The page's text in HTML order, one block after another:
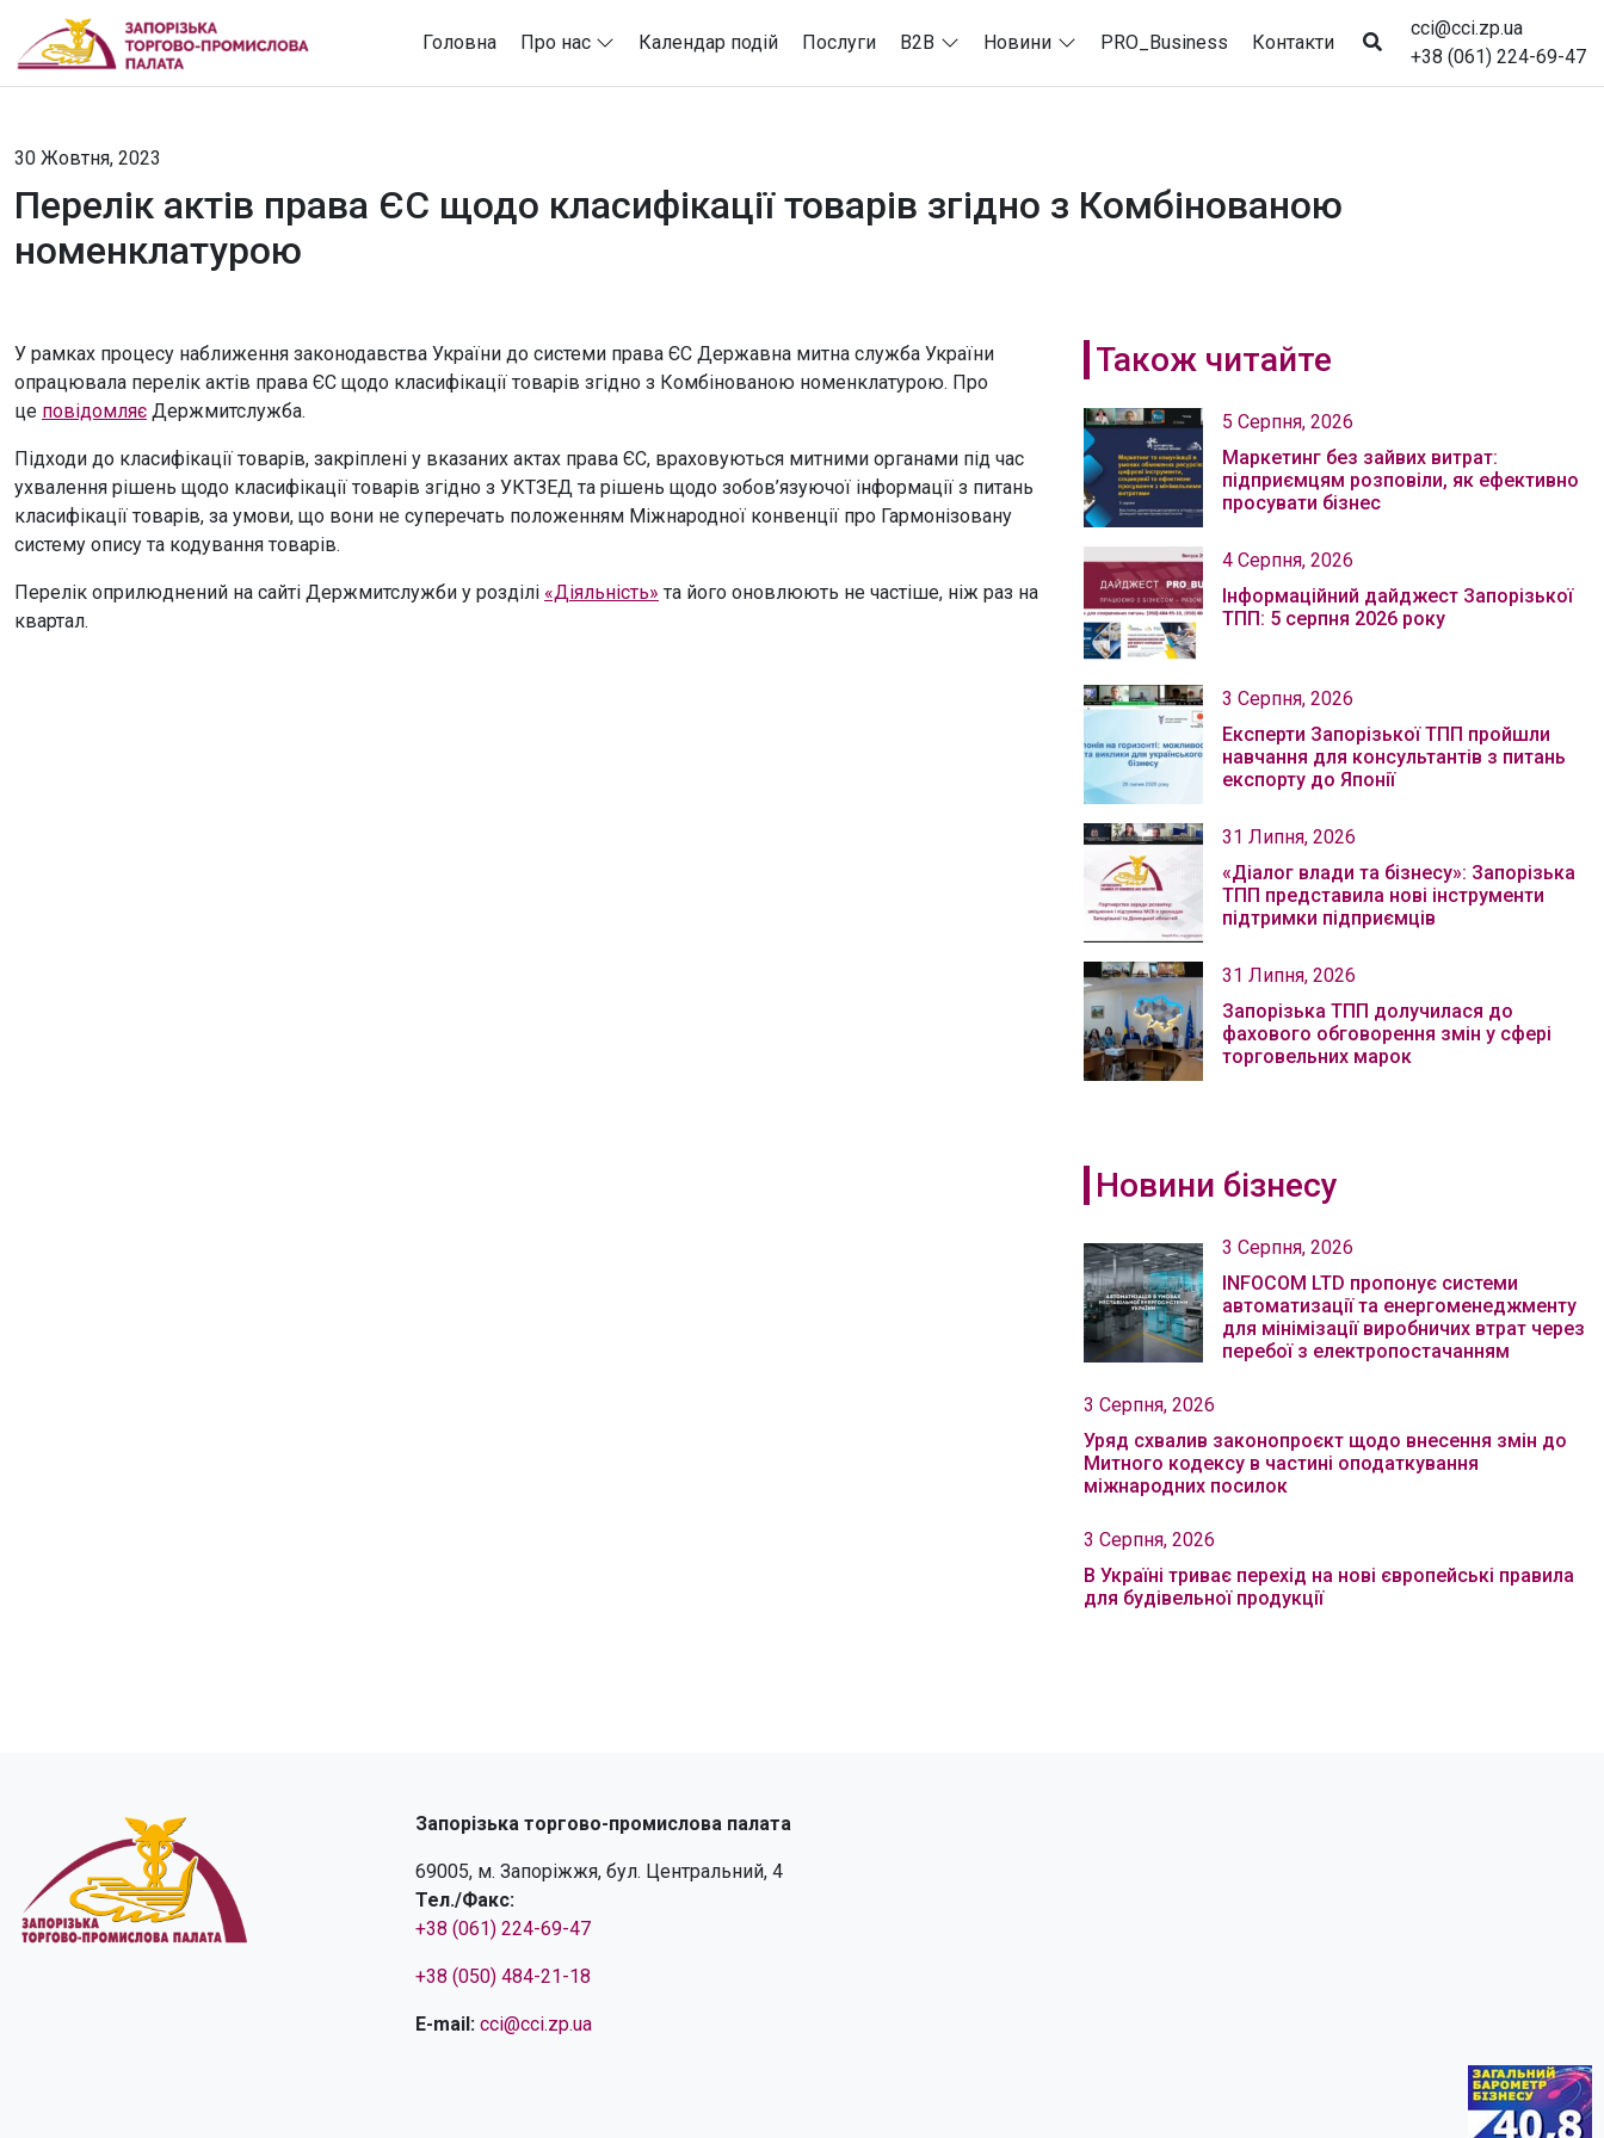
Головна Про нас Календар подій Послуги B2B Новини PRO_Business Контакти
cci@cci.zp.ua
+38 (061) 224-69-47
30 Жовтня, 2023
Перелік актів права ЄС щодо класифікації товарів згідно з Комбінованою
номенклатурою
У рамках процесу наближення законодавства України до системи права ЄС Державна митна служба України
опрацювала перелік актів права ЄС щодо класифікації товарів згідно з Комбінованою номенклатурою. Про
це повідомляє Держмитслужба.
Підходи до класифікації товарів, закріплені у вказаних актах права ЄС, враховуються митними органами під час
ухвалення рішень щодо класифікації товарів згідно з УКТЗЕД та рішень щодо зобов’язуючої інформації з питань
класифікації товарів, за умови, що вони не суперечать положенням Міжнародної конвенції про Гармонізовану
систему опису та кодування товарів.
Перелік оприлюднений на сайті Держмитслужби у розділі «Діяльність» та його оновлюють не частіше, ніж раз на
квартал.
Також читайте
5 Серпня, 2026
Маркетинг без зайвих витрат:
підприємцям розповіли, як ефективно
просувати бізнес
4 Серпня, 2026
Інформаційний дайджест Запорізької
ТПП: 5 серпня 2026 року
3 Серпня, 2026
Експерти Запорізької ТПП пройшли
навчання для консультантів з питань
експорту до Японії
31 Липня, 2026
«Діалог влади та бізнесу»: Запорізька
ТПП представила нові інструменти
підтримки підприємців
31 Липня, 2026
Запорізька ТПП долучилася до
фахового обговорення змін у сфері
торговельних марок
Новини бізнесу
3 Серпня, 2026
INFOCOM LTD пропонує системи
автоматизації та енергоменеджменту
для мінімізації виробничих втрат через
перебої з електропостачанням
3 Серпня, 2026
Уряд схвалив законопроєкт щодо внесення змін до
Митного кодексу в частині оподаткування
міжнародних посилок
3 Серпня, 2026
В Україні триває перехід на нові європейські правила
для будівельної продукції
Запорізька торгово-промислова палата
69005, м. Запоріжжя, бул. Центральний, 4
Тел./Факс:
+38 (061) 224-69-47
+38 (050) 484-21-18
E-mail: cci@cci.zp.ua